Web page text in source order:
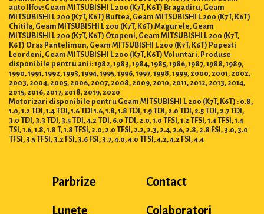
auto Ilfov: Geam MITSUBISHI L 200 (K7T, K6T) Bragadiru, Geam
MITSUBISHI L 200 (K7T, K6T) Buftea, Geam MITSUBISHI L 200 (K7T, K6T)
Chitila, Geam MITSUBISHI L 200 (K7T, K6T) Magurele, Geam
MITSUBISHI L 200 (K7T, K6T) Otopeni, Geam MITSUBISHI L 200 (K7T,
K6T) Oras Pantelimon, Geam MITSUBISHI L 200 (K7T, K6T) Popesti
Leordeni, Geam MITSUBISHI L 200 (K7T, K6T) Voluntari. Produse
disponibile pentru anii: 1982, 1983, 1984, 1985, 1986, 1987, 1988, 1989,
1990, 1991, 1992, 1993, 1994, 1995, 1996, 1997, 1998, 1999, 2000, 2001, 2002,
2003, 2004, 2005, 2006, 2007, 2008, 2009, 2010, 2011, 2012, 2013, 2014,
2015, 2016, 2017, 2018, 2019, 2020
Motorizari disponibile pentru Geam MITSUBISHI L 200 (K7T, K6T) : 0.8,
1.0, 1.2 TDI, 1.4 TDI, 1.6 TDI 1.6, 1.8, 1.8 TDI, 1.9 TDI, 2.0 TDI, 2.5 TDI, 2.7 TDI,
3.0 TDI, 3.3 TDI, 3.5 TDI, 4.2 TDI, 6.0 TDI, 2.0, 1.0 TFSI, 1.2 TFSI, 1.4 TFSI, 1.4
TSI, 1.6, 1.8, 1.8 T, 1.8 TFSI, 2.0, 2.0 TFSI, 2.2, 2.3, 2.4, 2.6, 2.8, 2.8 FSI, 3.0, 3.0
TFSI, 3.5 TFSI, 3.2 FSI, 3.6 FSI, 3.7, 4.0, 4.0 TFSI, 4.2, 4.2 FSI, 4.4
Parbrize
Lunete
Contact
Colaboratori